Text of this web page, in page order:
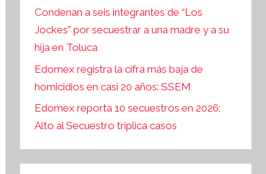
Condenan a seis integrantes de “Los
Jockes” por secuestrar a una madre y a su
hija en Toluca
Edomex registra la cifra más baja de
homicidios en casi 20 años: SSEM
Edomex reporta 10 secuestros en 2026;
Alto al Secuestro triplica casos